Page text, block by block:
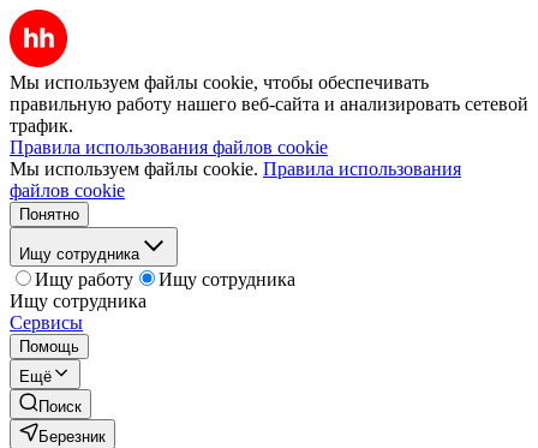
Мы используем файлы cookie, чтобы обеспечивать
правильную работу нашего веб-сайта и анализировать сетевой
трафик.
Правила использования файлов cookie
Мы используем файлы cookie. Правила использования
файлов cookie
Понятно
Ищу сотрудника
Ищу работу
Ищу сотрудника
Ищу сотрудника
Сервисы
Помощь
Ещё
Поиск
Березник